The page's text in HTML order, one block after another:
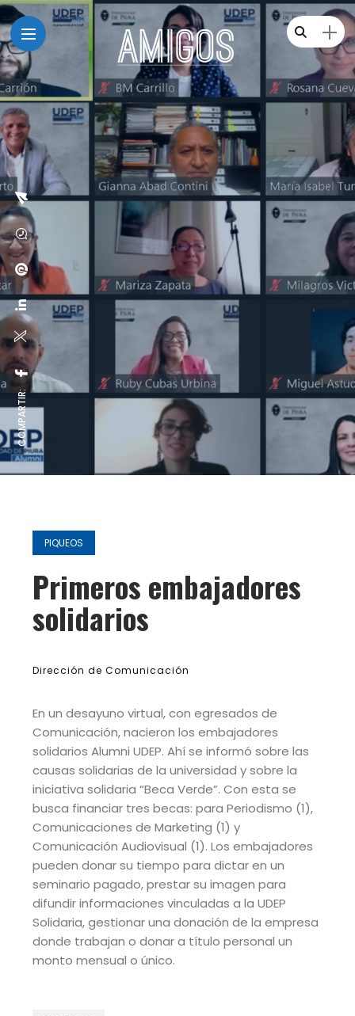
COMPARTIR:
PIQUEOS
Primeros embajadores
solidarios
Dirección de Comunicación
En un desayuno virtual, con egresados de
Comunicación, nacieron los embajadores
solidarios Alumni UDEP. Ahí se informó sobre las
causas solidarias de la universidad y sobre la
iniciativa solidaria “Beca Verde”. Con esta se
busca financiar tres becas: para Periodismo (1),
Comunicaciones de Marketing (1) y
Comunicación Audiovisual (1). Los embajadores
pueden donar su tiempo para dictar en un
seminario pagado, prestar su imagen para
difundir informaciones vinculadas a la UDEP
Solidaria, gestionar una donación de la empresa
donde trabajan o donar a título personal un
monto mensual o único.